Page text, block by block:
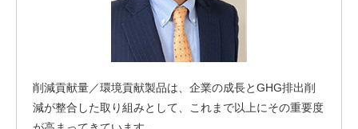
削減貢献量／環境貢献製品は、企業の成長とGHG排出削
減が整合した取り組みとして、これまで以上にその重要度